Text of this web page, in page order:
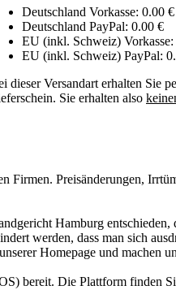
Deutschland Vorkasse: 0.00 €
Deutschland PayPal: 0.00 €
EU (inkl. Schweiz)
EU (inkl. Schweiz) PayPal:
dieser Versandart erhalten Sie
Sie erhalten also
Preisänderungen,
Hamburg
werden, dass man sich
Homepage und machen
bereit. Die Plattform finden